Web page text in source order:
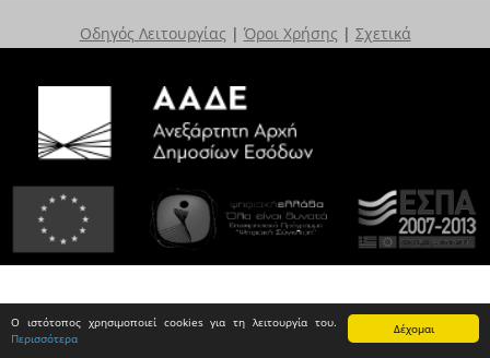
Δέχομαι
Ο ιστότοπος χρησιμοποιεί cookies για τη λειτουργία του.
Περισσότερα
Οδηγός Λειτουργίας | Όροι Χρήσης | Σχετικά